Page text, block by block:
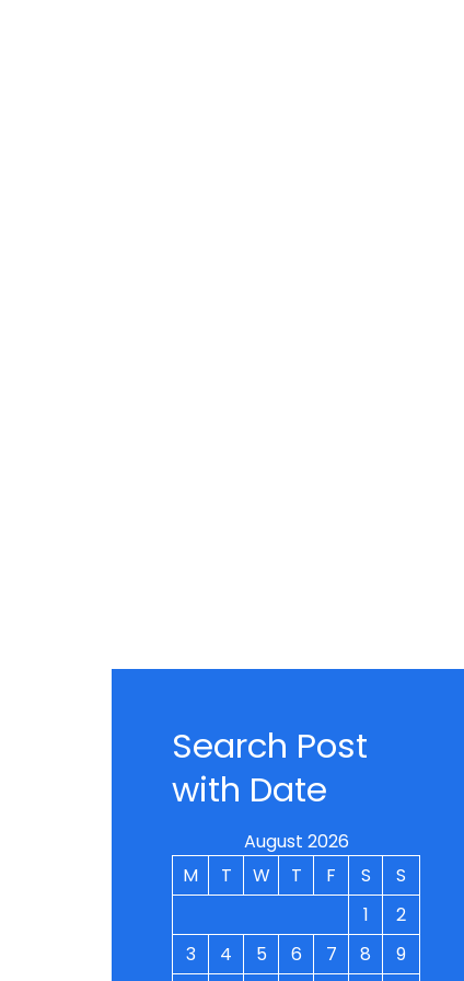
Search Post
with Date
August 2026
M
T W T F S
S
1
2
3
4 5 6 7 8 9